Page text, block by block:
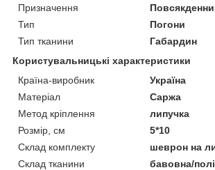
Призначення
Тип
Погони
Тип тканини
Габардин
Користувальницькі характеристики
Країна-виробник
Україна
Матеріал
Саржа
Метод кріплення
липучка
Розмір, см
5*10
Склад комплекту
шеврон на
Склад тканини
бавовна/